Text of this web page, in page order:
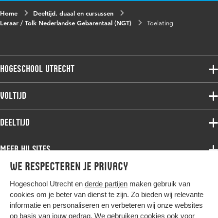
We respecteren je privacy
Hogeschool Utrecht en derde partijen maken gebruik van
cookies om je beter van dienst te zijn. Zo bieden wij relevante
informatie en personaliseren en verbeteren wij onze websites
op basis van jouw gedrag. We gebruiken cookies ook voor
Home
Deeltijd, duaal en cursussen
Leraar / Tolk Nederlandse Gebarentaal (NGT)
Toelating
Hogeschool Utrecht
Voltijdopleidingen
Deeltijdopleidingen
Onderzoek
Werken bij de HU
Contact
Voltijd
Associate degree
Bachelor
Master
Studiekeuze voltijd
Deeltijd
Associate degree
Bachelor
Master
Post-master
Meer HU sites
HU International
HU Bibliotheek
HU Ontwikkelt
Hier komt alles samen